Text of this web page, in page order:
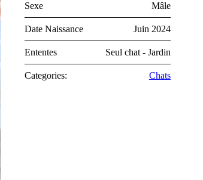
Sexe Mâle
Date Naissance Juin 2024
Ententes Seul chat - Jardin
Categories: Chats